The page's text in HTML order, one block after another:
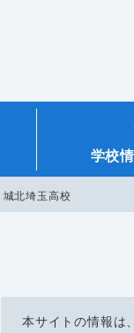
学校
城北埼玉高校
本サイトの情報は